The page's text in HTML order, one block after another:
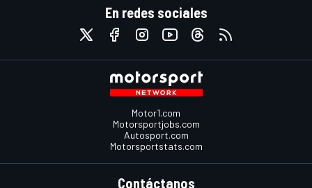
En redes sociales
Motor1.com
Motorsportjobs.com
Autosport.com
Motorsportstats.com
Contáctanos